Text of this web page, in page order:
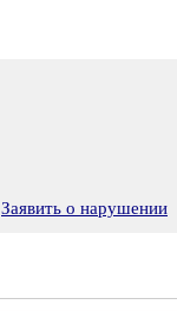
Заявить о нарушении